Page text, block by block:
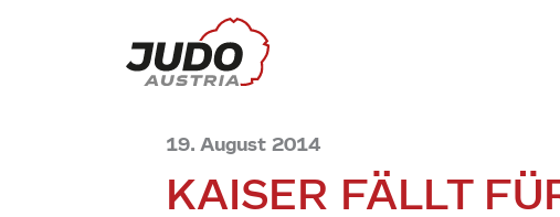
19. August 2014
KAISER FÄLLT